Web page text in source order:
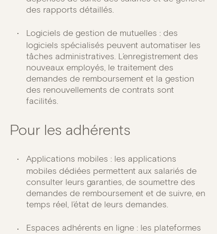
des rapports détaillés.
Logiciels de gestion de mutuelles : des
logiciels spécialisés peuvent automatiser les
tâches administratives. L’enregistrement des
nouveaux employés, le traitement des
demandes de remboursement et la gestion
des renouvellements de contrats sont
facilités.
Pour les adhérents
Applications mobiles : les applications
mobiles dédiées permettent aux salariés de
consulter leurs garanties, de soumettre des
demandes de remboursement et de suivre, en
temps réel, l’état de leurs demandes.
Espaces adhérents en ligne : les plateformes